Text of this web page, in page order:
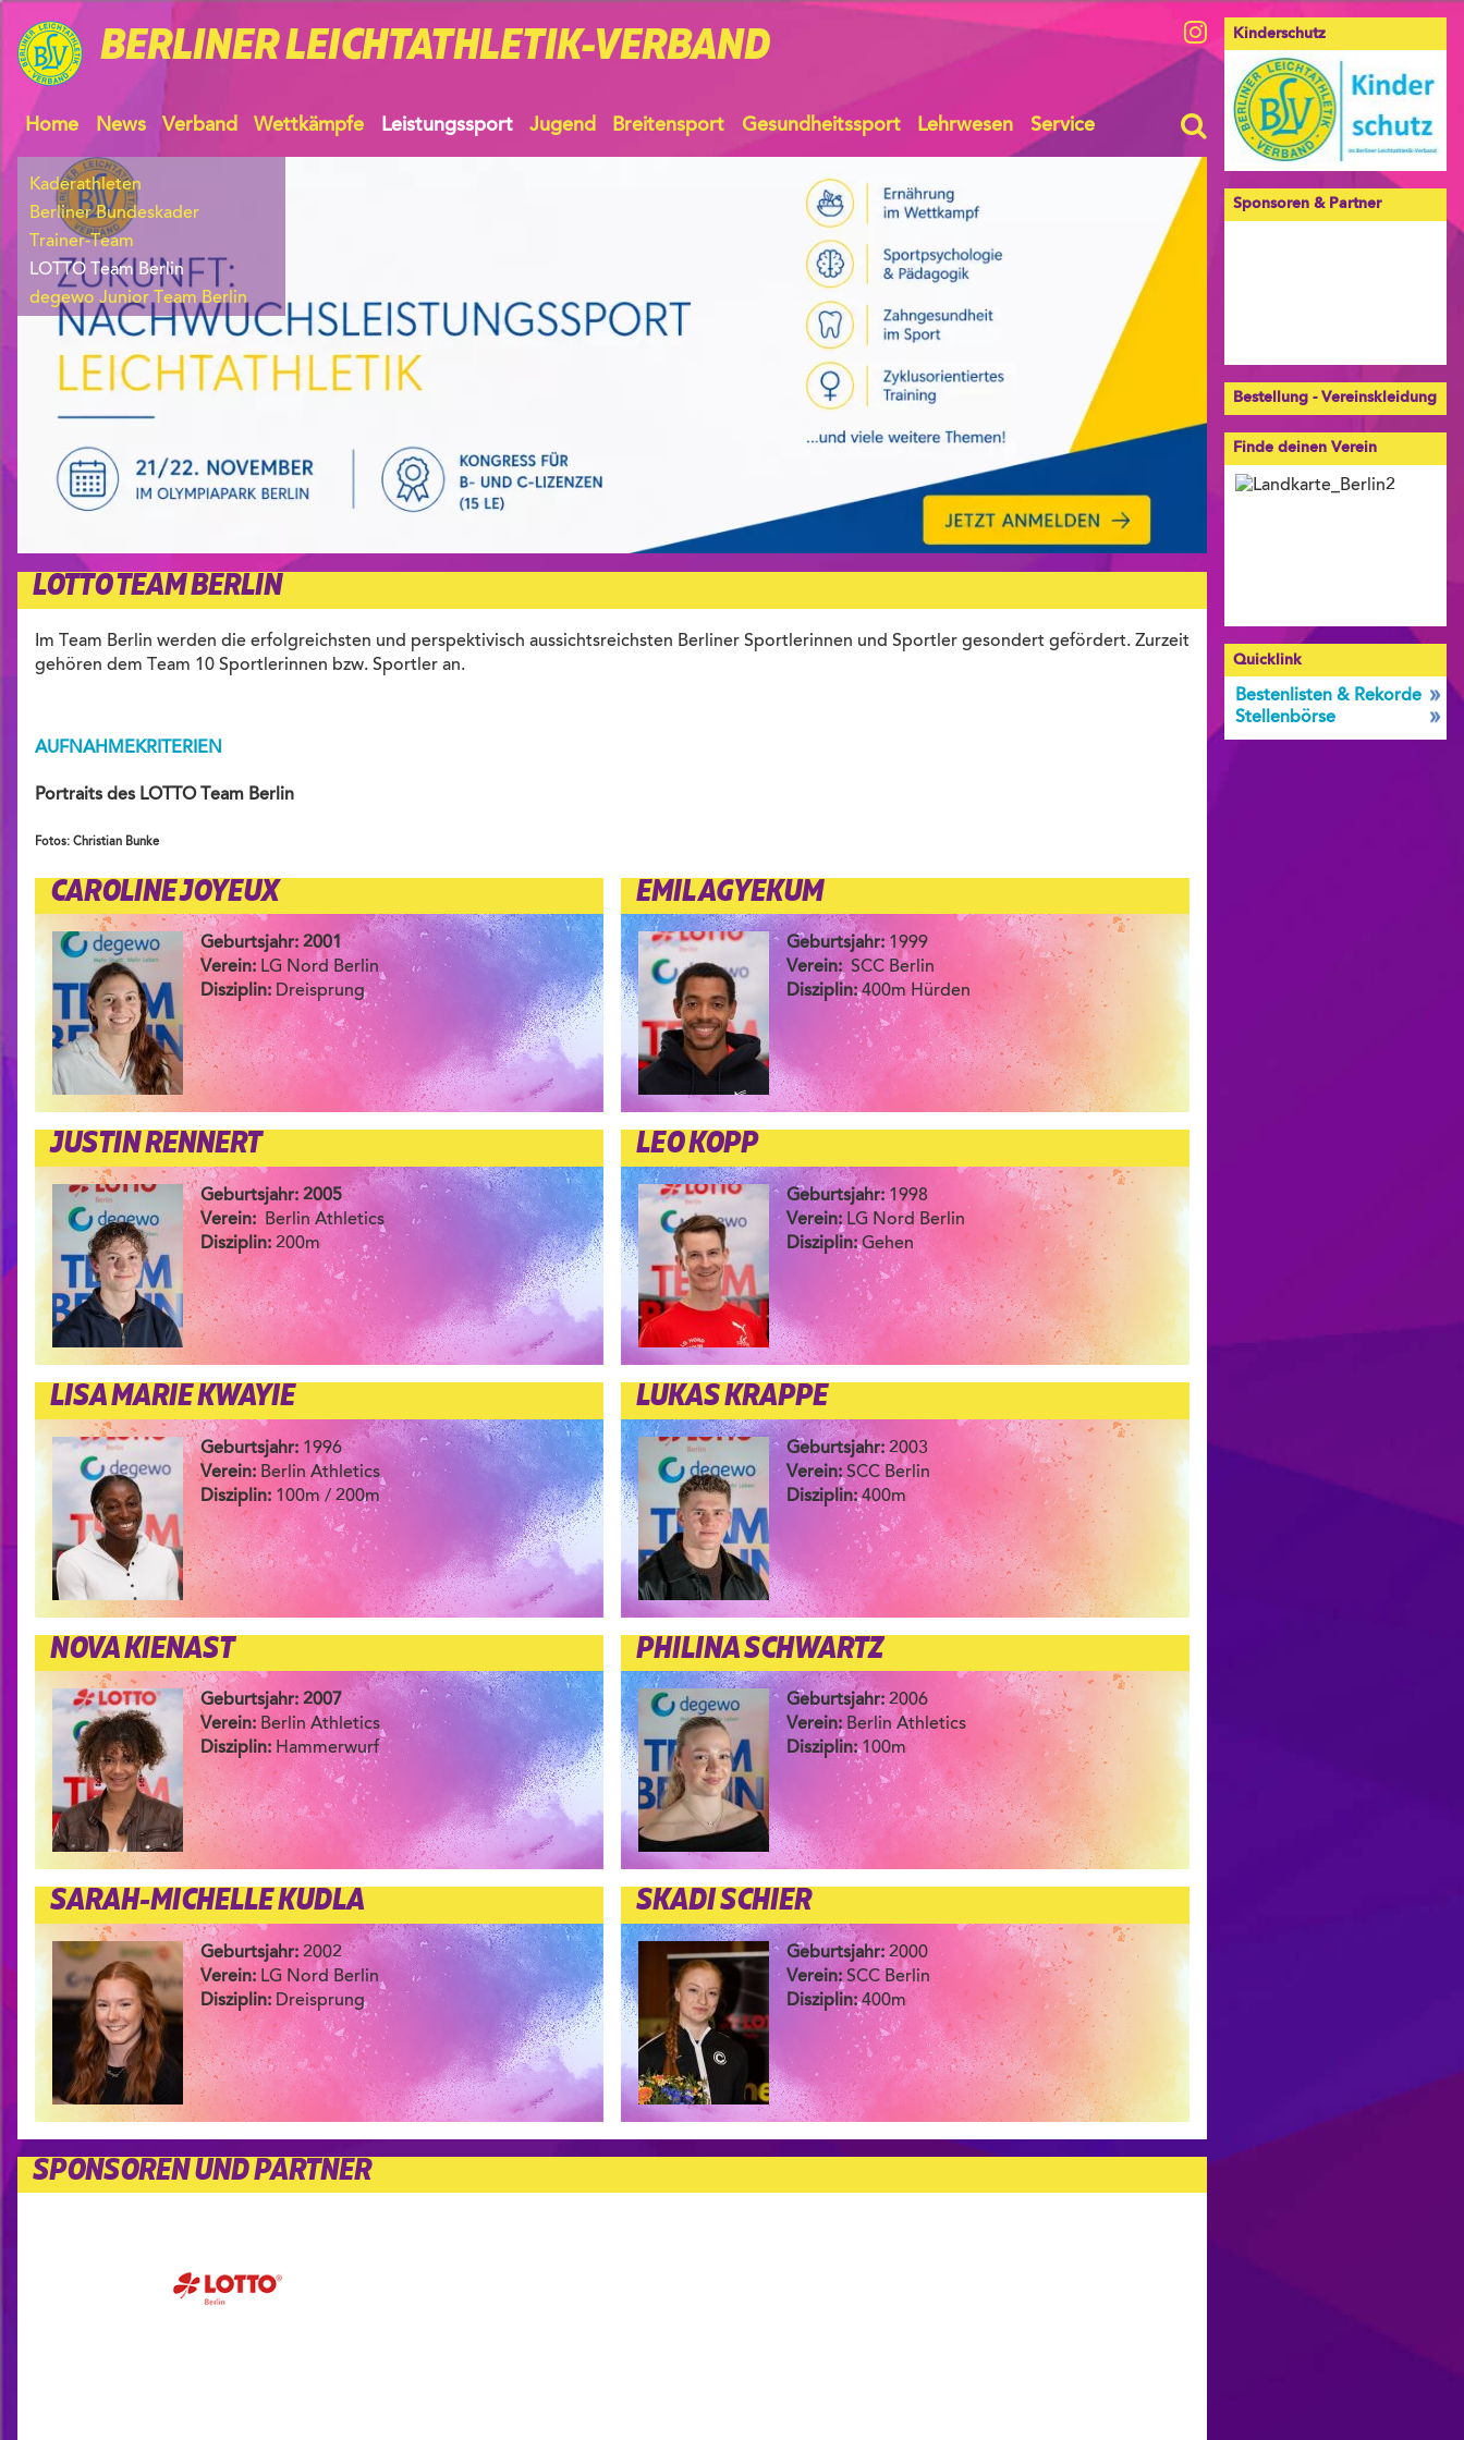
BERLINERLEICHTATHLETIK-VERBAND
Home News Verband Wettkämpfe Leistungssport Jugend Breitensport Gesundheitssport Lehrwesen Service
Kaderathleten
Berliner Bundeskader
Trainer-Team
LOTTO Team Berlin
degewo Junior Team Berlin
LOTTO TEAM BERLIN
Im Team Berlin werden die erfolgreichsten und perspektivisch aussichtsreichsten Berliner Sportlerinnen und Sportler gesondert gefördert. Zurzeit
gehören dem Team 10 Sportlerinnen bzw. Sportler an.
AUFNAHMEKRITERIEN
Portraits des LOTTO Team Berlin
Fotos: Christian Bunke
CAROLINE JOYEUX
Geburtsjahr: 2001
Verein: LG Nord Berlin
Disziplin:Dreisprung
EMIL AGYEKUM
Geburtsjahr:1999
Verein: SCC Berlin
Disziplin:400m Hürden
JUSTIN RENNERT
Geburtsjahr: 2005
Verein: Berlin Athletics
Disziplin:200m
LEO KÖPP
Geburtsjahr:1998
Verein: LG Nord Berlin
Disziplin:Gehen
LISA MARIE KWAYIE
Geburtsjahr: 1996
Verein: Berlin Athletics
Disziplin:100m / 200m
LUKAS KRAPPE
Geburtsjahr:2003
Verein: SCC Berlin
Disziplin:400m
NOVA KIENAST
Geburtsjahr: 2007
Verein: Berlin Athletics
Disziplin:Hammerwurf
PHILINA SCHWARTZ
Geburtsjahr:2006
Verein: Berlin Athletics
Disziplin:100m
SARAH-MICHELLE KUDLA
Geburtsjahr: 2002
Verein: LG Nord Berlin
Disziplin:Dreisprung
SKADI SCHIER
Geburtsjahr:2000
Verein: SCC Berlin
Disziplin:400m
SPONSOREN UND PARTNER
Kinderschutz
Sponsoren & Partner
Bestellung - Vereinskleidung
Finde deinen Verein
Quicklink
Bestenlisten & Rekorde
Stellenbörse